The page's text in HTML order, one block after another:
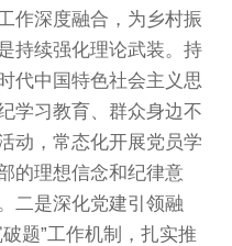
作深度融合，为乡村振
持续强化理论武装。持
代中国特色社会主义思
学习教育、群众身边不
动，常态化开展党员学
的理想信念和纪律意
二是深化党建引领融
题”工作机制，扎实推